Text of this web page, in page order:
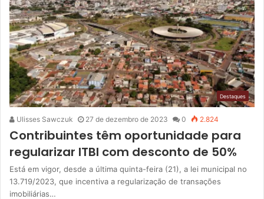
Destaques
Ulisses Sawczuk 27 de dezembro de 2023 0 2.824
Contribuintes têm oportunidade para
regularizar ITBI com desconto de 50%
Está em vigor, desde a última quinta-feira (21), a lei municipal no
13.719/2023, que incentiva a regularização de transações
imobiliárias…